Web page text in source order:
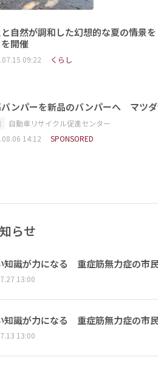
自然が調和した幻想的な夏の情景
開催
09:22 くらし
ンパーを新品のバンパーへ マツダ
自動車リサイクル促進センター
14:12
SPONSORED
らせ
知識が力になる 重症筋無力症の市
13:00
知識が力になる 重症筋無力症の市
13:00